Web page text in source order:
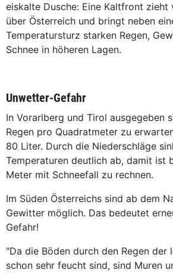
eiskalte Dusche: Eine Kaltfront zieht
über Österreich und bringt neben
Temperatursturz starken Regen,
Schnee in höheren Lagen.
Unwetter-Gefahr
In Vorarlberg und Tirol ausgegeben
Regen pro Quadratmeter zu
80 Liter. Durch die Niederschläge
Temperaturen deutlich ab, damit ist
Meter mit Schneefall zu rechnen.
Im Süden Österreichs sind ab dem
Gewitter möglich. Das bedeutet
Gefahr!
"Da die Böden durch den Regen der
schon sehr feucht sind, sind Muren